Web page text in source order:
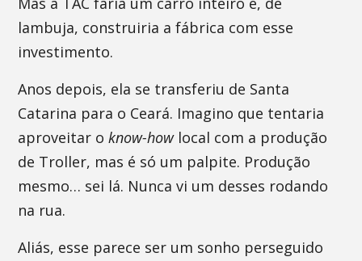
lambuja, construiria a fábrica com esse
investimento.
Anos depois, ela se transferiu de Santa
Catarina para o Ceará. Imagino que tentaria
aproveitar oknow-howlocal com a produção
de Troller, mas é só um palpite. Produção
mesmo… sei lá. Nunca vi um desses rodando
na rua.
Aliás, esse parece ser um sonho perseguido